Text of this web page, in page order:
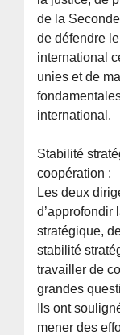
de la
de défendre
international
unies et de
international.
Stabilité
coopération :
Les deux
d’approfondir
stratégique,
stabilité
travailler de
grandes
Ils ont
mener des